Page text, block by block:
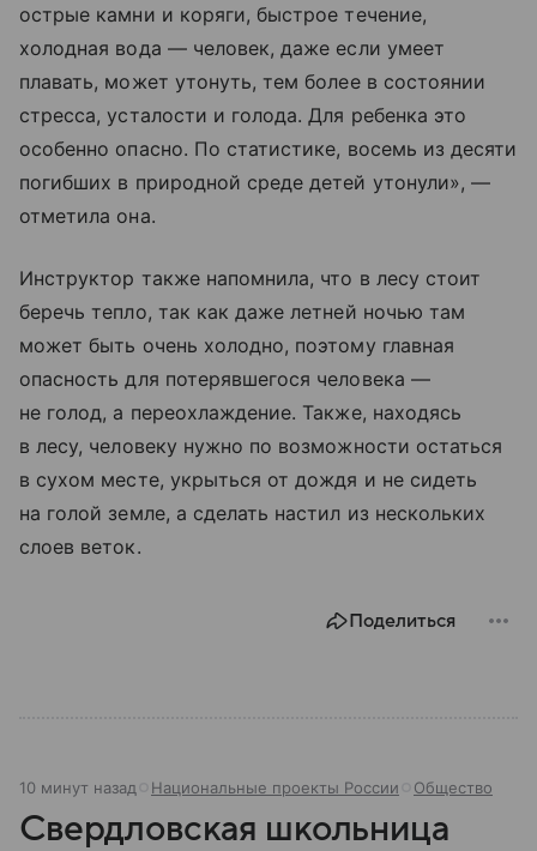
острые камни и коряги, быстрое течение,
холодная вода — человек, даже если умеет
плавать, может утонуть, тем более в состоянии
стресса, усталости и голода. Для ребенка это
особенно опасно. По статистике, восемь из десяти
погибших в природной среде детей утонули», —
отметила она.
Инструктор также напомнила, что в лесу стоит
беречь тепло, так как даже летней ночью там
может быть очень холодно, поэтому главная
опасность для потерявшегося человека —
не голод, а переохлаждение. Также, находясь
в лесу, человеку нужно по возможности остаться
в сухом месте, укрыться от дождя и не сидеть
на голой земле, а сделать настил из нескольких
слоев веток.
Поделиться
10 минут назад Национальные проекты России Общество
Свердловская школьница